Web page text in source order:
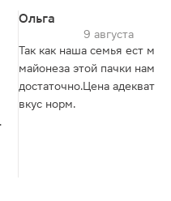
Ольга
9 августа
Так как наша семья ест
майонеза этой пачки нам
достаточно.Цена
вкус норм.